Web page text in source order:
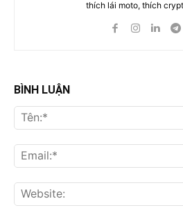
thích lái moto, thích
BÌNH LUẬN